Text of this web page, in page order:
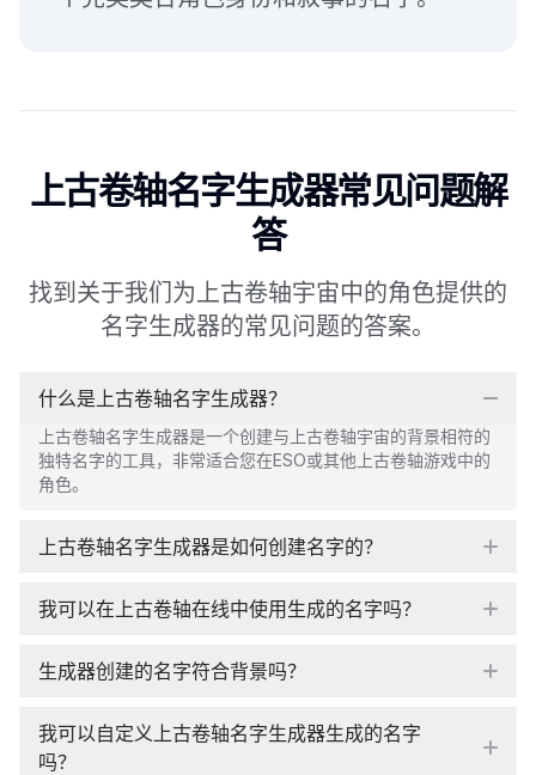
上古卷轴名字生成器常见问题解
答
找到关于我们为上古卷轴宇宙中的角色提供的
名字生成器的常见问题的答案。
什么是上古卷轴名字生成器？
上古卷轴名字生成器是一个创建与上古卷轴宇宙的背景相符的
独特名字的工具，非常适合您在ESO或其他上古卷轴游戏中的
角色。
上古卷轴名字生成器是如何创建名字的？
我可以在上古卷轴在线中使用生成的名字吗？
生成器创建的名字符合背景吗？
我可以自定义上古卷轴名字生成器生成的名字
吗？